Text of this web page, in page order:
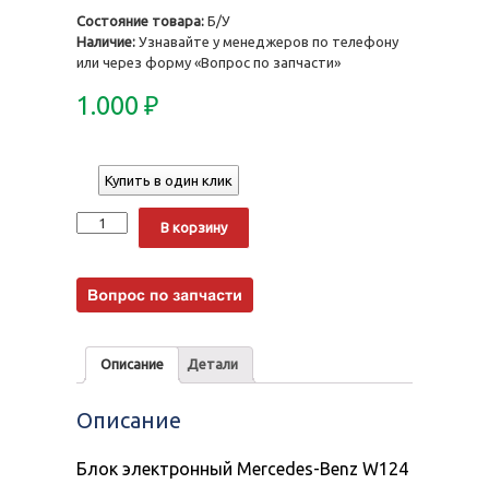
Состояние товара: Б/У
Наличие: Узнавайте у менеджеров по телефону
или через форму «Вопрос по запчасти»
1.000 ₽
Купить в один клик
Количество
В корзину
Описание Детали
Описание
Блок электронный Mercedes-Benz W124